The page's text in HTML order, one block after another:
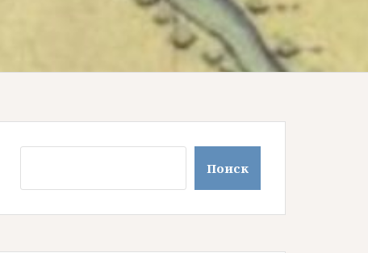
Поиск